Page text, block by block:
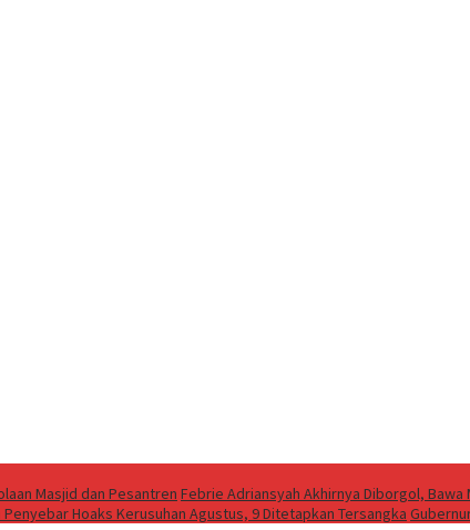
Masjid dan Pesantren Febrie Adriansyah Akhirnya Diborgol, Bawa
Hoaks Kerusuhan Agustus, 9 Ditetapkan Tersangka